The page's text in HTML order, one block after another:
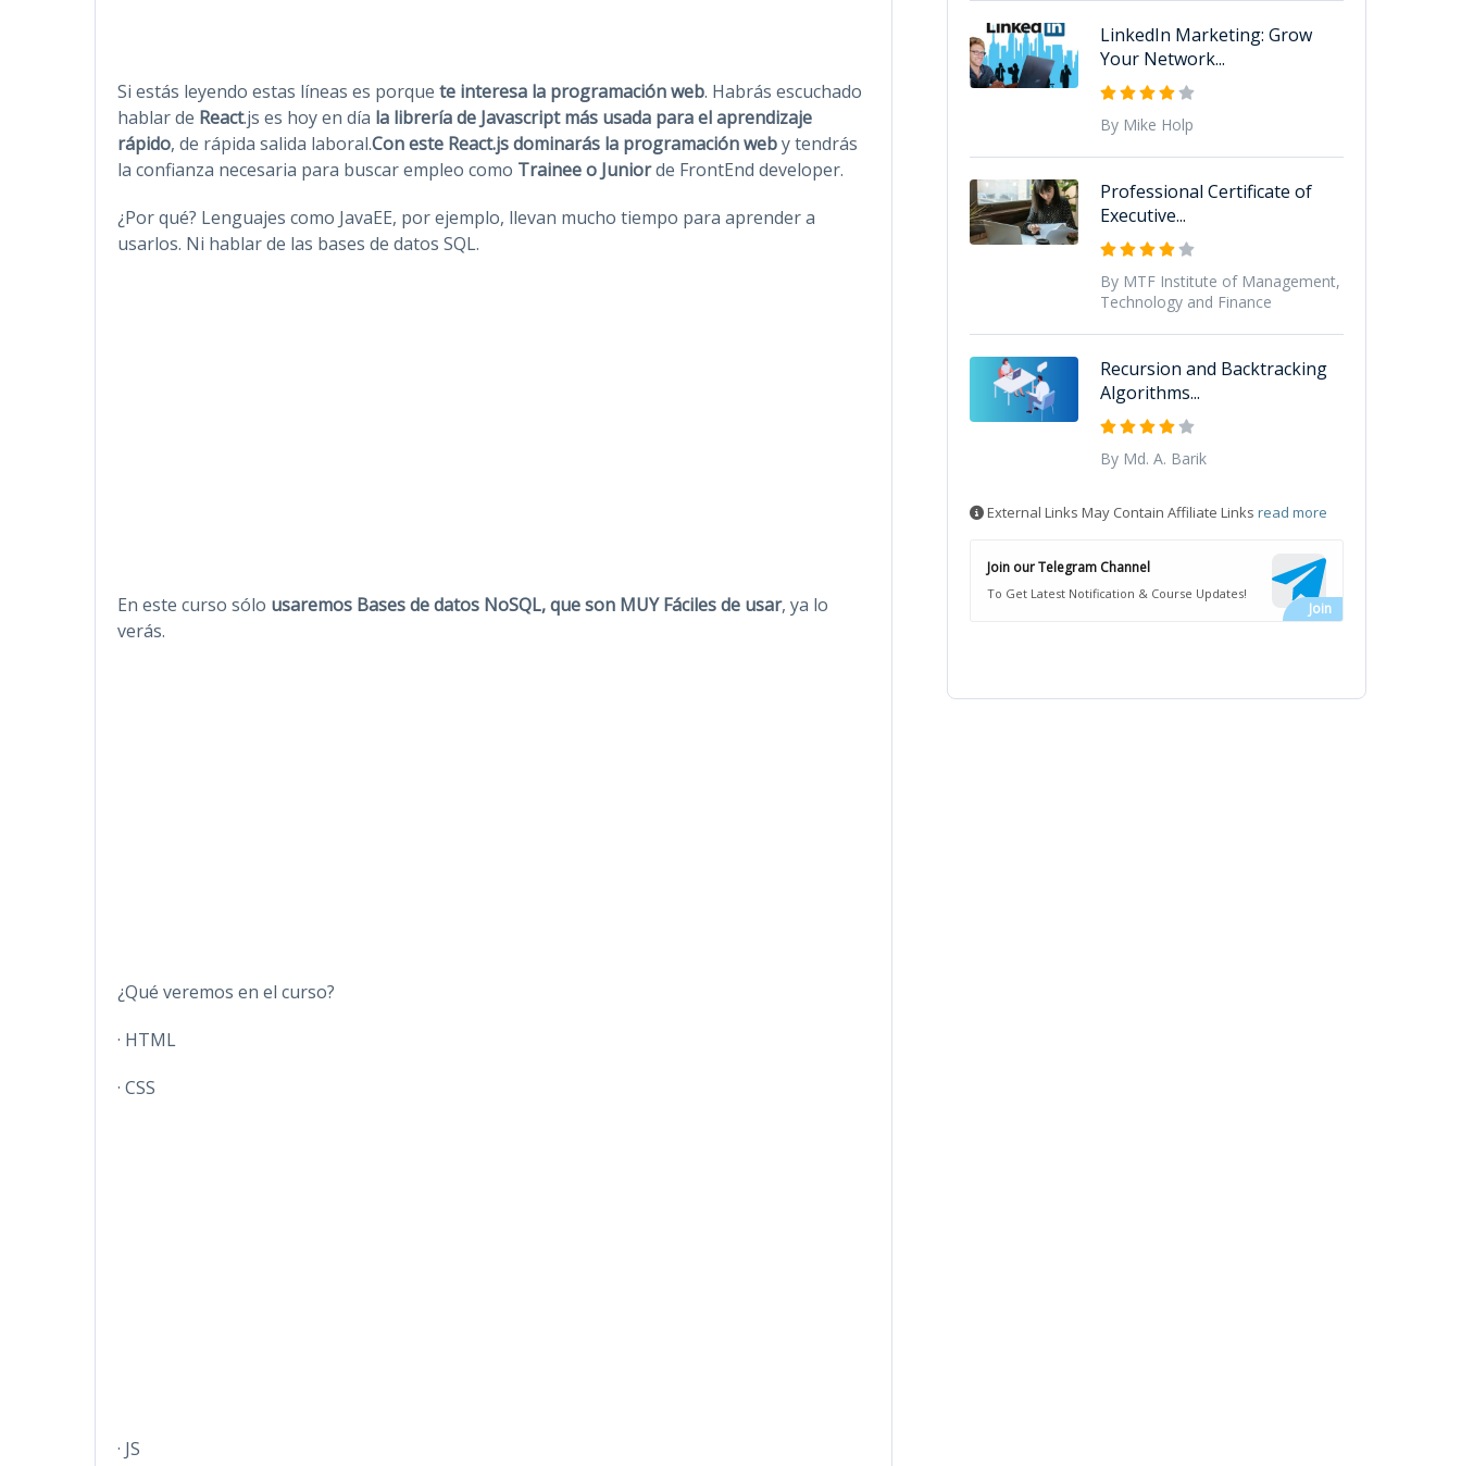
Si estás leyendo estas líneas es porque te interesa la programación web. Habrás escuchado
hablar de React.js es hoy en día la librería de Javascript más usada para el aprendizaje
rápido, de rápida salida laboral.Con este React.js dominarás la programación weby tendrás
la confianza necesaria para buscar empleo como Trainee o Juniorde FrontEnd developer.
¿Por qué? Lenguajes como JavaEE, por ejemplo, llevan mucho tiempo para aprender a
usarlos. Ni hablar de las bases de datos SQL.
En este curso sólo usaremos Bases de datos NoSQL, que son MUY Fáciles de usar, ya lo
verás.
¿Qué veremos en el curso?
· HTML
· CSS
· JS
LinkedIn Marketing: Grow
Your Network...
By Mike Holp
Professional Certificate of
Executive...
By MTF Institute of Management,
Technology and Finance
Recursion and Backtracking
Algorithms...
By Md. A. Barik
External Links May Contain Affiliate Links read more
Join our Telegram Channel
To Get Latest Notification & Course Updates!